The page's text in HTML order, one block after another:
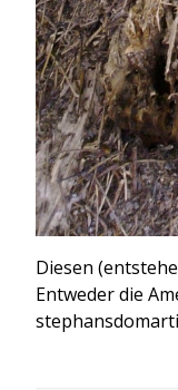
Diesen
Entweder die